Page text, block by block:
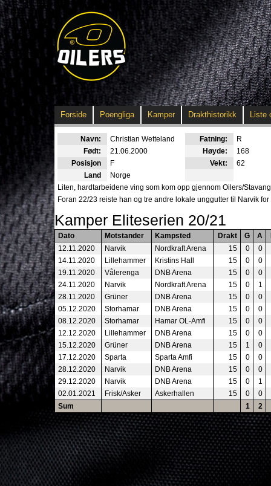
Forside Poengliga Kamper Drakthistorikk Liste
Navn: Christian Wetteland Fatning:
R
Født:
21.06.2000 Høyde:
168
Posisjon
F Vekt:
62
Land
Norge
Liten, hardtarbeidene ving som kom opp gjennom Oilers/
Foran 22/23 reiste han og tre andre lokale unggutter til Narvik
Kamper Eliteserien 20/21
Dato Motstander Kampsted Drakt G A
12.11.2020
Narvik Nordkraft Arena 15 0
0
14.11.2020
Lillehammer Kristins Hall 15 0
0
19.11.2020
Vålerenga DNB Arena 15 0
0
24.11.2020
Narvik Nordkraft Arena 15 0
1
28.11.2020
Grüner DNB Arena 15 0
0
05.12.2020
Storhamar DNB Arena 15 0
0
08.12.2020
Storhamar Hamar OL-Amfi 15 0
0
12.12.2020
Lillehammer DNB Arena 15 0
0
15.12.2020
Grüner DNB Arena 15 1
0
17.12.2020
Sparta Sparta Amfi 15 0
0
28.12.2020
Narvik DNB Arena 15 0
0
29.12.2020
Narvik DNB Arena 15 0
1
02.01.2021
Frisk/Asker Askerhallen 15 0
0
Sum
1 2